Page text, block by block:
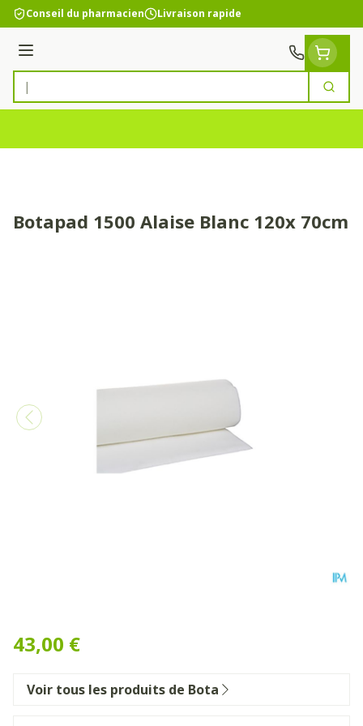
Aller au contenu
Conseil du pharmacien Livraison rapide
Menu
Rechercher
Botapad 1500 Alaise Blanc 120x 70cm
43,00 €
Voir tous les produits de Bota